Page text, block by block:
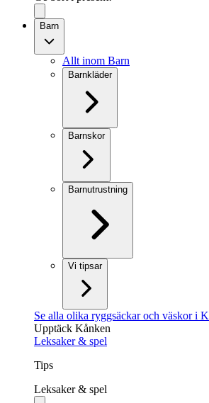
Barn
Allt inom Barn
Barnkläder
Barnskor
Barnutrustning
Vi tipsar
Se alla olika ryggsäckar och väskor i
Upptäck Kånken
Leksaker & spel
Tips
Leksaker & spel